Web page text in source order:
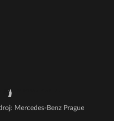
Mercedes-Benz Prague